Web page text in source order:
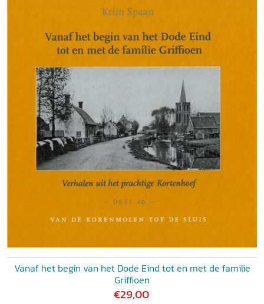
Vanaf het begin van het Dode Eind tot en met de familie
Griffioen
€29,00